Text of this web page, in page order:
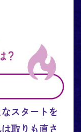
スタートを
取りも直さ